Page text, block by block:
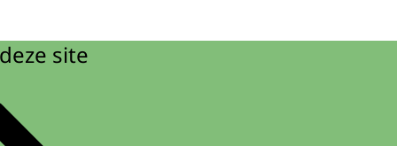
site